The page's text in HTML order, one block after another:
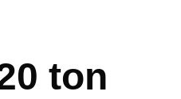
ton